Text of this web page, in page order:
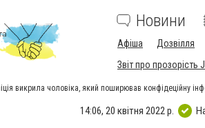
Новини
Афіша Дозвілля
Звіт про прозорість
викрила чоловіка, який поширював конфідеційну
14:06, 20 квітня 2022 р.